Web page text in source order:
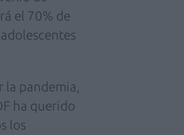
el 70% de
la pandemia,
ha querido
los